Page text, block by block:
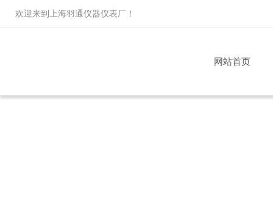
欢迎来到 上海羽通仪器仪表厂 ！
网站首页